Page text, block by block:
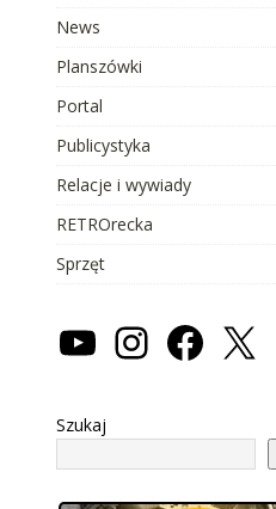
News
Planszówki
Portal
Publicystyka
Relacje i wywiady
RETROrecka
Sprzęt
Szukaj